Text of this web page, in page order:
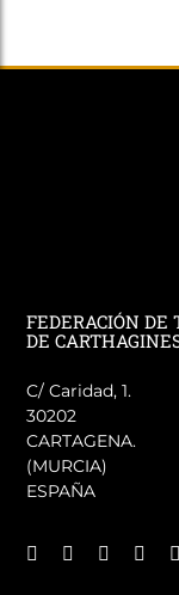
FEDERACIÓN DE
DE
C/ Caridad, 1.
30202
CARTAGENA.
(MURCIA)
ESPAÑA